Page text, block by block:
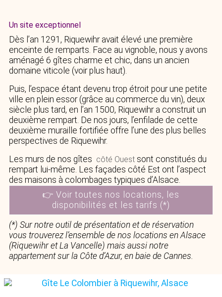
Un site exceptionnel
Dès l’an 1291, Riquewihr avait élevé une première
enceinte de remparts. Face au vignoble, nous y avons
aménagé 6 gîtes charme et chic, dans un ancien
domaine viticole (voir plus haut).
Puis, l’espace étant devenu trop étroit pour une petite
ville en plein essor (grâce au commerce du vin), deux
siècle plus tard, en l’an 1500, Riquewihr a construit un
deuxième rempart. De nos jours, l’enfilade de cette
deuxième muraille fortifiée offre l’une des plus belles
perspectives de Riquewihr.
Les murs de nos gîtes côté Ouest sont constitués du
rempart lui-même. Les façades côté Est ont l’aspect
des maisons à colombages typiques d’Alsace.
👉 Voir toutes nos locations, les
disponibilités et les tarifs (*)
(*) Sur notre outil de présentation et de réservation
vous trouverez l’ensemble de nos locations en Alsace
(Riquewihr et La Vancelle) mais aussi notre
appartement sur la Côte d’Azur, en baie de Cannes.